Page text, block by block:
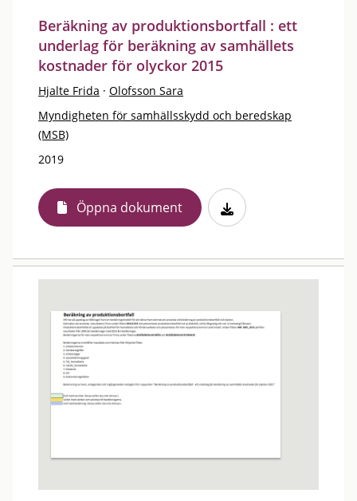
Beräkning av produktionsbortfall : ett
underlag för beräkning av samhällets
kostnader för olyckor 2015
Hjalte Frida · Olofsson Sara
Myndigheten för samhällsskydd och beredskap
(MSB)
2019
Öppna dokument